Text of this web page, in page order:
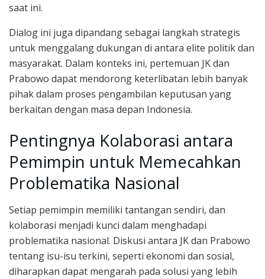
saat ini.
Dialog ini juga dipandang sebagai langkah strategis
untuk menggalang dukungan di antara elite politik dan
masyarakat. Dalam konteks ini, pertemuan JK dan
Prabowo dapat mendorong keterlibatan lebih banyak
pihak dalam proses pengambilan keputusan yang
berkaitan dengan masa depan Indonesia.
Pentingnya Kolaborasi antara
Pemimpin untuk Memecahkan
Problematika Nasional
Setiap pemimpin memiliki tantangan sendiri, dan
kolaborasi menjadi kunci dalam menghadapi
problematika nasional. Diskusi antara JK dan Prabowo
tentang isu-isu terkini, seperti ekonomi dan sosial,
diharapkan dapat mengarah pada solusi yang lebih